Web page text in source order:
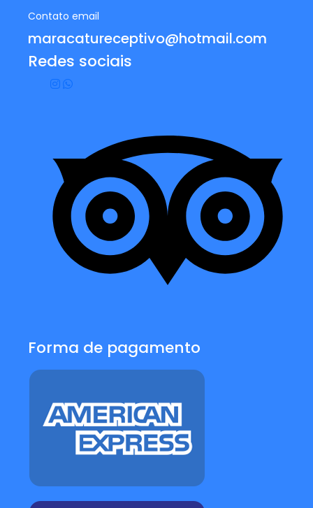
Contato email
maracatureceptivo@hotmail.com
Redes sociais
Forma de pagamento